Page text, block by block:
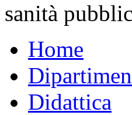
sanità
Home
Didattica